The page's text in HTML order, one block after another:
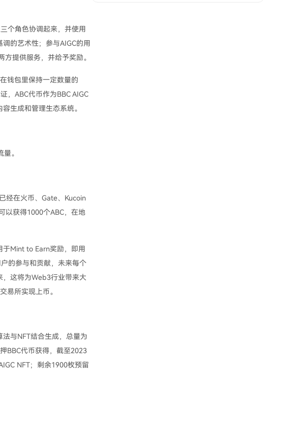
个角色协调起来，并使用
的艺术性；参与AIGC的用
提供服务，并给予奖励。
钱包里保持一定数量的
，ABC代币作为BBC AIGC
生成和管理生态系统。
。
经在火币、Gate、Kucoin
以获得1000个ABC，在地
于Mint to Earn奖励，即用
的参与和贡献，未来每个
，这将为Web3行业带来大
易所实现上币。
与NFT结合生成，总量为
BBC代币获得，截至2023
NFT；剩余1900枚预留